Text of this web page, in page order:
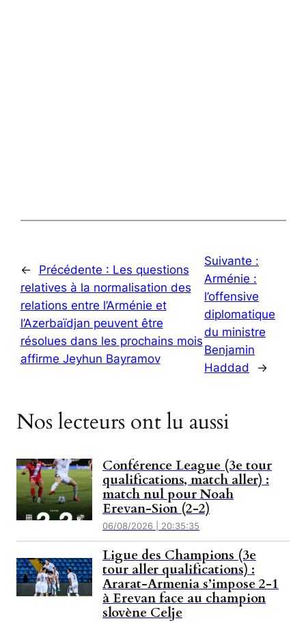
← Précédente : Les questions
relatives à la normalisation des
relations entre l’Arménie et
l’Azerbaïdjan peuvent être
résolues dans les prochains mois
affirme Jeyhun Bayramov
Suivante :
Arménie :
l’offensive
diplomatique
du ministre
Benjamin
Haddad
→
Nos lecteurs ont lu aussi
Conférence League (3e tour
qualifications, match aller) :
match nul pour Noah
Erevan-Sion (2-2)
06/08/2026 | 20:35:35
Ligue des Champions (3e
tour aller qualifications) :
Ararat-Armenia s’impose 2-1
à Erevan face au champion
slovène Celje